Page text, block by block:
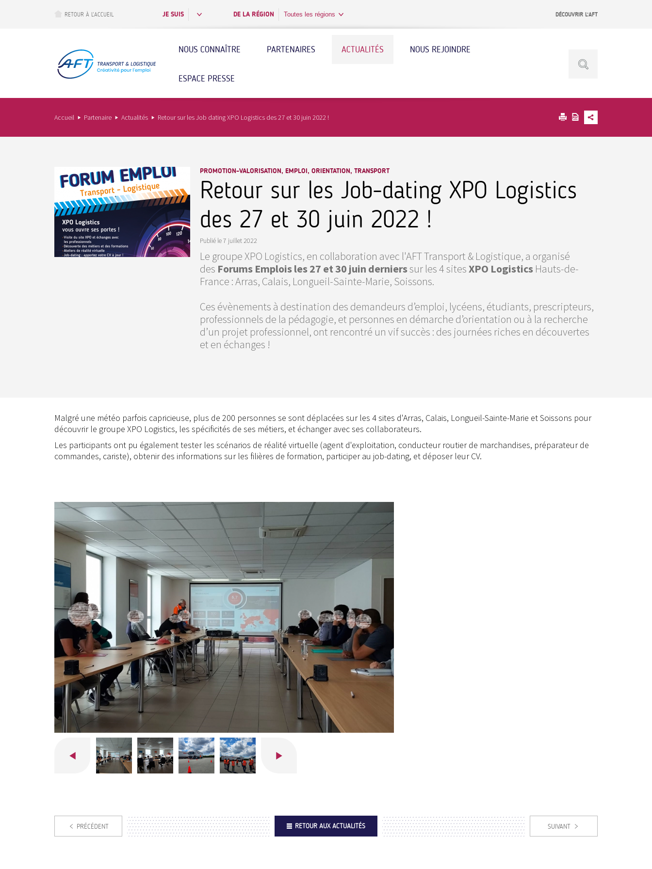
RETOUR À L’ACCUEIL JE SUIS DE LA RÉGION Toutes les régions DÉCOUVRIR L’AFT
NOUS CONNAÎTRE PARTENAIRES ACTUALITÉS NOUS REJOINDRE
ESPACE PRESSE
Accueil Partenaire Actualités Retour sur les Job dating XPO Logistics des 27 et 30 juin 2022 !
PROMOTION-VALORISATION, EMPLOI, ORIENTATION, TRANSPORT
Retour sur les Job-dating XPO Logistics
des 27 et 30 juin 2022 !
Publié le7 juillet 2022
Le groupe XPO Logistics, en collaboration avec l'AFT Transport & Logistique, a organisé
des Forums Emplois les 27 et 30 juin dernierssur les 4 sitesXPO Logistics Hauts-de-
France : Arras, Calais, Longueil-Sainte-Marie, Soissons.
Ces évènements à destination des demandeurs d’emploi, lycéens, étudiants, prescripteurs,
professionnels de la pédagogie, et personnes en démarche d’orientation ou à la recherche
d’un projet professionnel, ont rencontré un vif succès : des journées riches en découvertes
et en échanges !
Malgré une météo parfois capricieuse, plus de 200 personnes se sont déplacées sur les 4 sites d'Arras, Calais, Longueil-Sainte-Marie et Soissons pour
découvrir le groupe XPO Logistics, les spécificités de ses métiers, et échanger avec ses collaborateurs.
Les participants ont pu également tester les scénarios de réalité virtuelle (agent d'exploitation, conducteur routier de marchandises, préparateur de
commandes, cariste), obtenir des informations sur les filières de formation, participer au job-dating, et déposer leur CV.
PRÉCÉDENT RETOUR AUX ACTUALITÉS SUIVANT